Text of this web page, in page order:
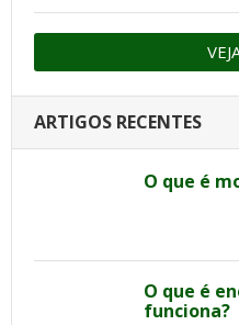
ARTIGOS RECENTES
O que é
O que é
funciona?